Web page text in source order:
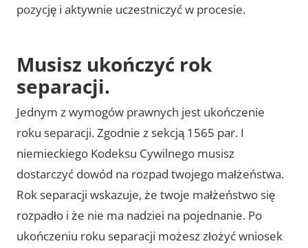
pozycję i aktywnie uczestniczyć w procesie.
Musisz ukończyć rok
separacji.
Jednym z wymogów prawnych jest ukończenie
roku separacji. Zgodnie z sekcją 1565 par. I
niemieckiego Kodeksu Cywilnego musisz
dostarczyć dowód na rozpad twojego małżeństwa.
Rok separacji wskazuje, że twoje małżeństwo się
rozpadło i że nie ma nadziei na pojednanie. Po
ukończeniu roku separacji możesz złożyć wniosek